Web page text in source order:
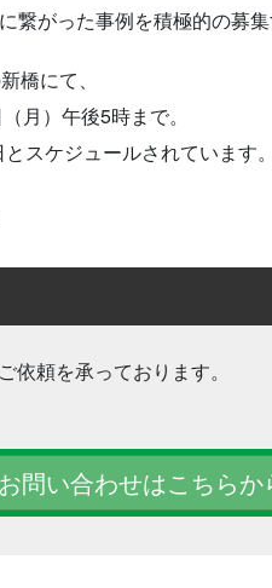
繋がった事例を積極的の募集
橋にて、
月）午後5時まで。
スケジュールされています。
頼を承っております。
お問い合わせはこちらか